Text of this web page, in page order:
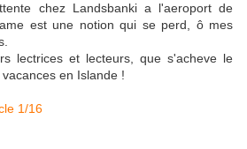
chez Landsbanki a l'aeroport de
est une notion qui se perd, ô mes
lectrices et lecteurs, que s'acheve le
en Islande !
1/16